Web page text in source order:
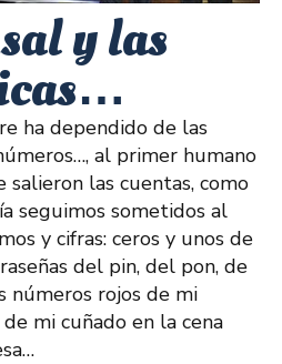
y las
ha dependido de las
al primer humano
las cuentas, como
seguimos sometidos al
y cifras: ceros y unos de
del pin, del pon, de
números rojos de mi
mi cuñado en la cena